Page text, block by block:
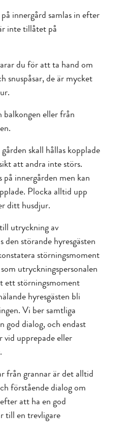
innergård samlas in efter
inte tillåtet på
du för att ta hand om
snuspåsar, de är mycket
eller från
skall hållas kopplade
att andra inte störs.
innergården men kan
Plocka alltid upp
ditt husdjur.
utryckning av
den störande hyresgästen
störningsmoment
utryckningspersonalen
ett störningsmoment
hyresgästen bli
Vi ber samtliga
god dialog, och endast
vid upprepade eller
från grannar är det alltid
förstående dialog om
att ha en god
till en trevligare